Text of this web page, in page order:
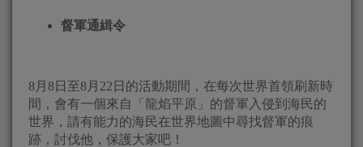
督軍通緝令
8月8日至8月22日的活動期間，在每次世界首領刷新時
間，會有一個來自「龍焰平原」的督軍入侵到海民的
世界，請有能力的海民在世界地圖中尋找督軍的痕
跡，討伐他，保護大家吧！